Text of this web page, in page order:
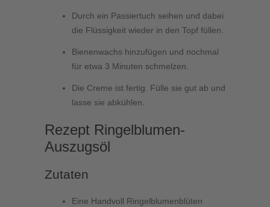
Durch ein Passiertuch seihen und dabei
die Flüssigkeit wieder in den Topf füllen.
Bienenwachs hinzufügen und nochmal
für etwa 3 Minuten schmelzen.
Die Creme ist fertig. Fülle sie gut ab und
lasse sie abkühlen.
Rezept Ringelblumen-
Auszugsöl
Zutaten
Eine Handvoll Ringelblumenblüten